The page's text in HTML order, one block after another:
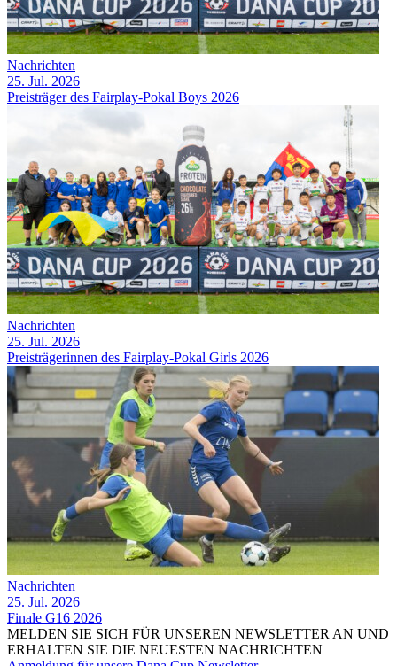
Nachrichten
25. Jul. 2026
Preisträger des Fairplay-Pokal Boys 2026
Nachrichten
25. Jul. 2026
Preisträgerinnen des Fairplay-Pokal Girls 2026
Nachrichten
25. Jul. 2026
Finale G16 2026
MELDEN SIE SICH FÜR UNSEREN NEWSLETTER AN UND
ERHALTEN SIE DIE NEUESTEN NACHRICHTEN